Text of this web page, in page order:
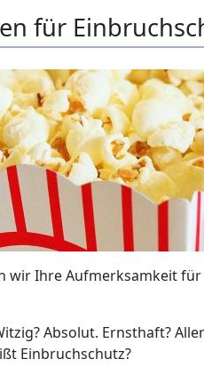
für
wir Ihre Aufmerksamkeit
Absolut. Ernsthaft?
Einbruchschutz?